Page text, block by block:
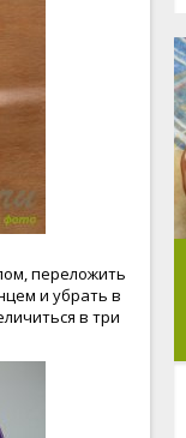
переложить
и убрать в
в три